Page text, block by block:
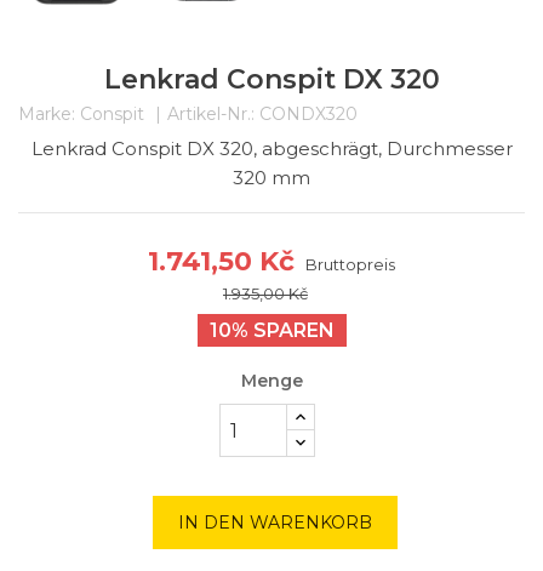
Lenkrad Conspit DX 320
Marke: Conspit Artikel-Nr.: CONDX320
Lenkrad Conspit DX 320, abgeschrägt, Durchmesser
320 mm
1.741,50 Kč
Bruttopreis
1.935,00 Kč
10% SPAREN
Menge
IN DEN WARENKORB